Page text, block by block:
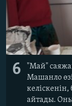
6
"Май"
Машанло
келіскенін,
айтады.